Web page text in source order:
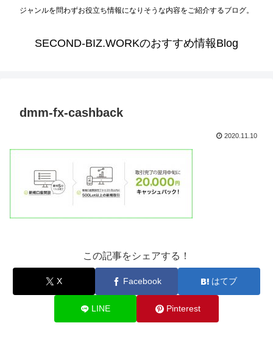
ジャンルを問わずお役立ち情報になりそうな内容をご紹介するブログ。
SECOND-BIZ.WORKのおすすめ情報Blog
dmm-fx-cashback
2020.11.10
この記事をシェアする！
X Facebook はてブ
LINE Pinterest